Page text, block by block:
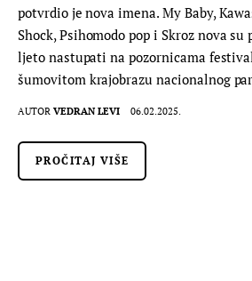
potvrdio je nova imena. My Baby,
Shock, Psihomodo pop i Skroz nova su
ljeto nastupati na pozornicama
šumovitom krajobrazu nacionalnog
AUTOR VEDRAN LEVI 06.02.2025.
PROČITAJ VIŠE